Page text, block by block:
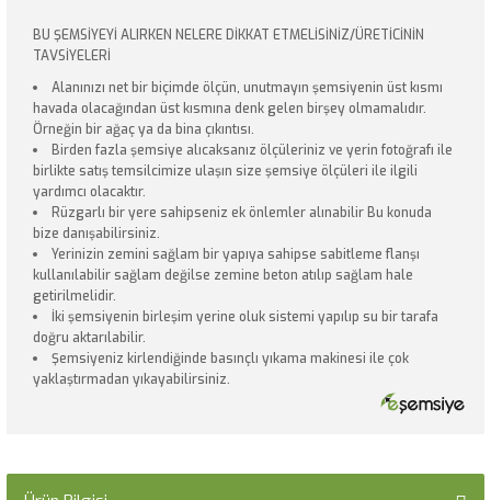
BU ŞEMSİYEYİ ALIRKEN NELERE DİKKAT ETMELİSİNİZ/ÜRETİCİNİN
TAVSİYELERİ
Alanınızı net bir biçimde ölçün, unutmayın şemsiyenin üst kısmı
havada olacağından üst kısmına denk gelen birşey olmamalıdır.
Örneğin bir ağaç ya da bina çıkıntısı.
Birden fazla şemsiye alıcaksanız ölçüleriniz ve yerin fotoğrafı ile
birlikte satış temsilcimize ulaşın size şemsiye ölçüleri ile ilgili
yardımcı olacaktır.
Rüzgarlı bir yere sahipseniz ek önlemler alınabilir Bu konuda
bize danışabilirsiniz.
Yerinizin zemini sağlam bir yapıya sahipse sabitleme flanşı
kullanılabilir sağlam değilse zemine beton atılıp sağlam hale
getirilmelidir.
İki şemsiyenin birleşim yerine oluk sistemi yapılıp su bir tarafa
doğru aktarılabilir.
Şemsiyeniz kirlendiğinde basınçlı yıkama makinesi ile çok
yaklaştırmadan yıkayabilirsiniz.